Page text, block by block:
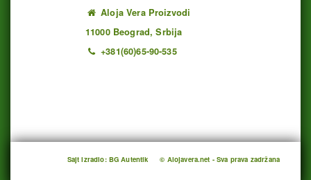
Aloja Vera Proizvodi
11000 Beograd, Srbija
+381(60)65-90-535
Sajt izradio: BG Autentik © Alojavera.net - Sva prava zadržana